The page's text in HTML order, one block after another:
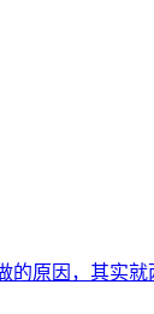
的原因，其实就